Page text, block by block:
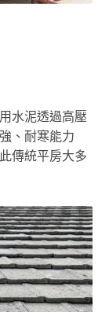
水泥透過高壓
、耐寒能力
傳統平房大多